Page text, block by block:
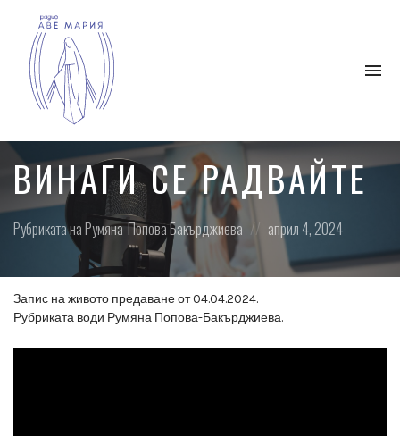
интернет
радио,
което
се
ангажира
разпространението
християнското
благовестие.
ВИНАГИ СЕ РАДВАЙТЕ
Posted
Рубриката на Румяна-Попова Бакърджиева
Posted
април 4, 2024
Запис на живото предаване от 04.04.2024.
Рубриката води Румяна Попова-Бакърджиева.